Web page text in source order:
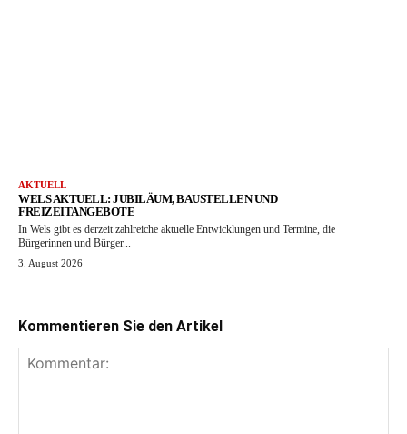
AKTUELL
WELS AKTUELL: JUBILÄUM, BAUSTELLEN UND
FREIZEITANGEBOTE
In Wels gibt es derzeit zahlreiche aktuelle Entwicklungen und Termine, die
Bürgerinnen und Bürger...
3. August 2026
Kommentieren Sie den Artikel